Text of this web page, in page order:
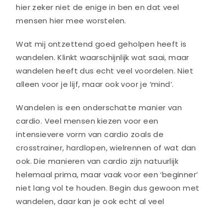
hier zeker niet de enige in ben en dat veel
mensen hier mee worstelen.
Wat mij ontzettend goed geholpen heeft is
wandelen. Klinkt waarschijnlijk wat saai, maar
wandelen heeft dus echt veel voordelen. Niet
alleen voor je lijf, maar ook voor je ‘mind’.
Wandelen is een onderschatte manier van
cardio. Veel mensen kiezen voor een
intensievere vorm van cardio zoals de
crosstrainer, hardlopen, wielrennen of wat dan
ook. Die manieren van cardio zijn natuurlijk
helemaal prima, maar vaak voor een ‘beginner’
niet lang vol te houden. Begin dus gewoon met
wandelen, daar kan je ook echt al veel